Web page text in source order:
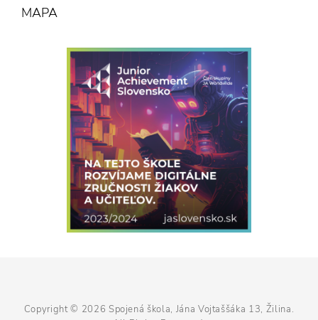
MAPA
Copyright © 2026 Spojená škola, Jána Vojtaššáka 13, Žilina.